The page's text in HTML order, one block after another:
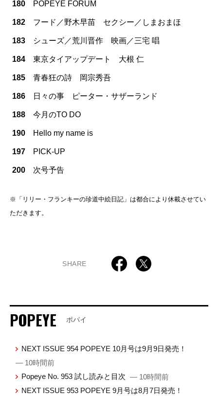
180 POPEYE FORUM
182 フード／野木早苗 セクシー／しまおまほ
183 シューズ／荒川晋作 映画／三宅 唱
184 東京タイアップデート 大根 仁
185 青春狂の詩 岡宗秀吾
186 日々の事 ピーター・サザーランド
188 今月のTO DO
190 Hello my name is
197 PICK-UP
200 次号予告
※「リリー・フランキーの珍道中絵日記」は都合により休載させてい
ただきます。
SHARE
POPEYE ポパイ
NEXT ISSUE 954 POPEYE 10月号は9月9日発売！
— 10時間前
Popeye No. 953 試し読みと目次 — 10時間前
NEXT ISSUE 953 POPEYE 9月号は8月7日発売！